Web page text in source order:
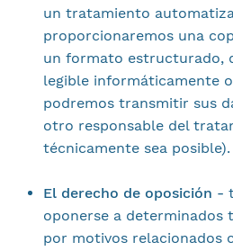
un tratamiento
proporcionaremos una
un formato estructurado,
legible informáticamente
podremos transmitir sus
otro responsable del
técnicamente sea posible).
El derecho de oposición -
oponerse a determinados
por motivos relacionados